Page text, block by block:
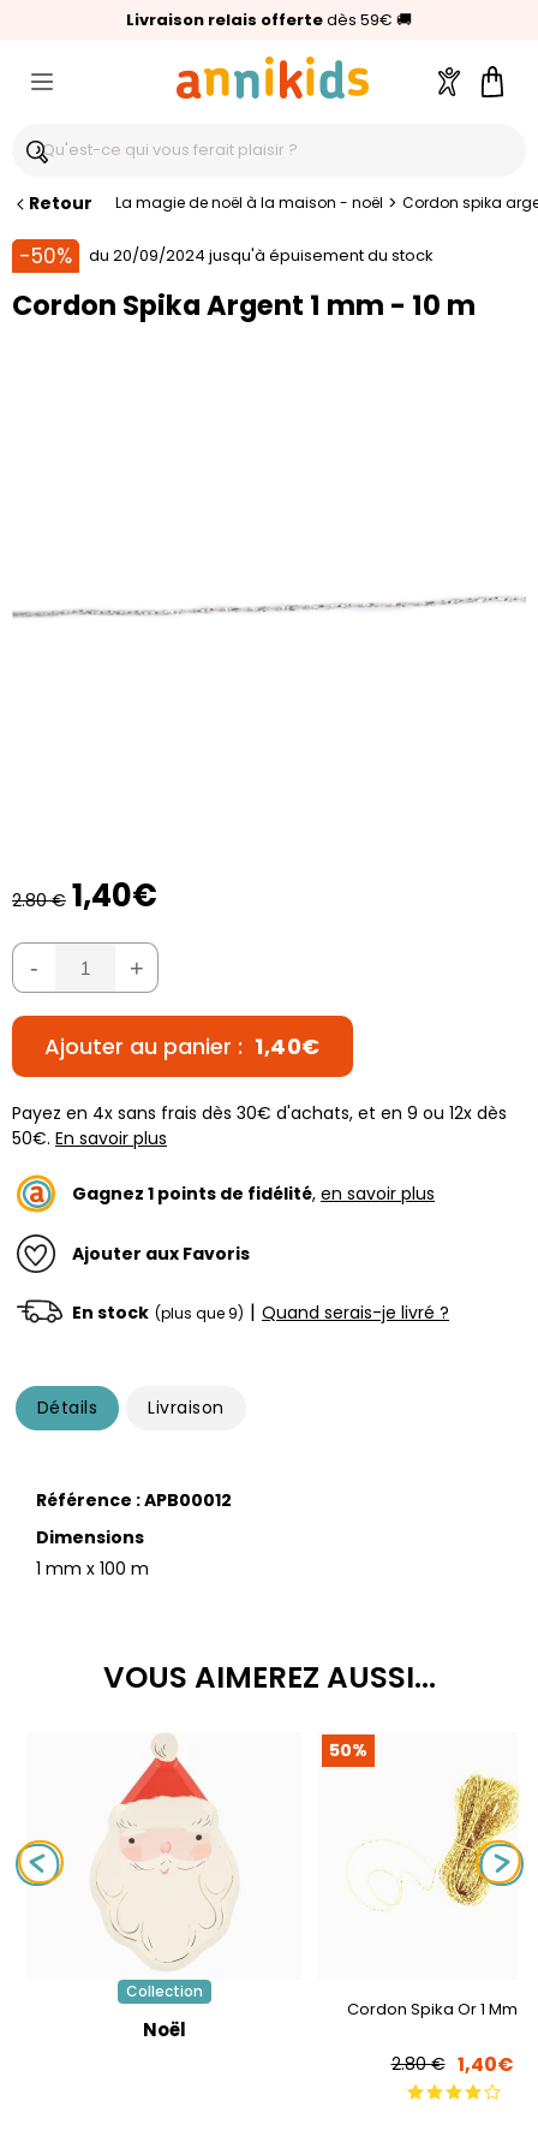
Livraison relais offertedès 59€ 🚚
🥇Palmarès Capital 2025 :Annikids N°1
⭐⭐⭐⭐⭐4,6/5(24 000 avis clients)
Compte
Retour La magie de noël à la maison - noël > Cordon spika
-50% du 20/09/2024 jusqu'à épuisement du stock
Cordon Spika Argent 1 mm - 10 m
2.80 € 1,40€
- +
Ajouter au panier : 1,40€
Payez en 4x sans frais dès 30€ d'achats, et en 9 ou 12x dès
50€. En savoir plus
Gagnez 1 points de fidélité, en savoir plus
Ajouter aux Favoris
En stock (plus que 9) | Quand serais-je livré ?
Détails Livraison
Référence : APB00012
Dimensions
1 mm x 100 m
VOUS AIMEREZ AUSSI...
Collection
Noël
50%
Cordon Spika Or 1 Mm -
2.80 € 1,40€